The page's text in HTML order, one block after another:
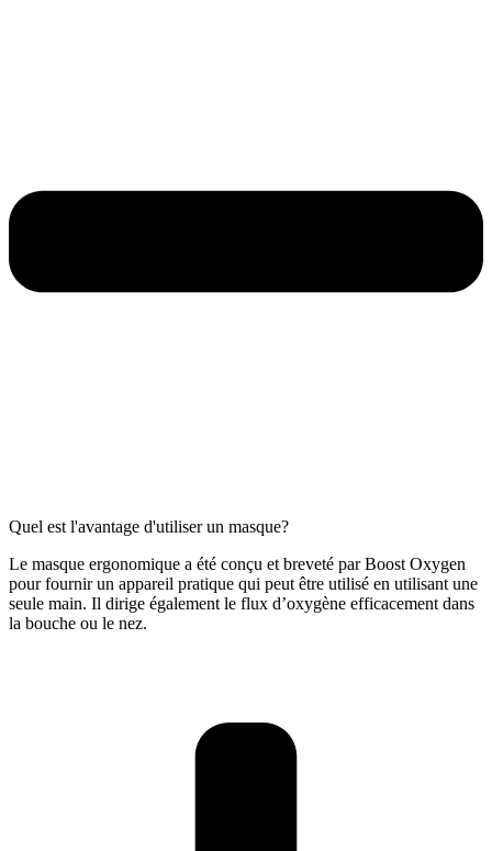
Quel est l'avantage d'utiliser un masque?
Le masque ergonomique a été conçu et breveté par Boost Oxygen
pour fournir un appareil pratique qui peut être utilisé en utilisant une
seule main. Il dirige également le flux d’oxygène efficacement dans
la bouche ou le nez.